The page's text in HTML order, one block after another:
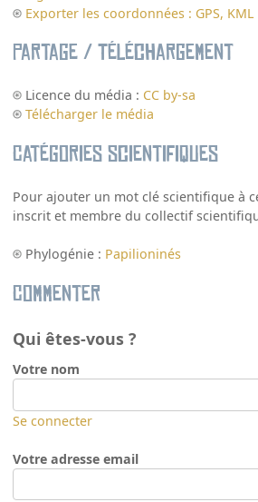
Exporter les coordonnées : GPS, KML
Partage / Téléchargement
Licence du média : CC by-sa
Télécharger le média
Catégories scientifiques
Pour ajouter un mot clé scientifique à
inscrit et membre du collectif
Phylogénie : Papilioninés
Commenter
Qui êtes-vous ?
Votre nom
Se connecter
Votre adresse email